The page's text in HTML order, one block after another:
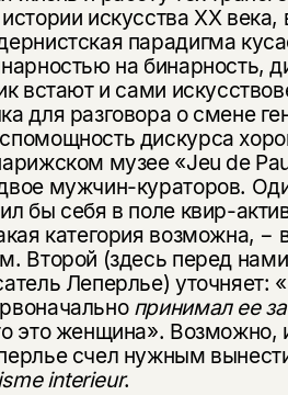
искусства XX века,
парадигма
на бинарность,
встают и сами
для разговора о смене
дискурса
музее «Jeu de
мужчин-кураторов.
бы себя в поле квир-
категория возможна, −
Второй (здесь перед
Леперлье) уточняет:
принимал ее
это женщина». Возможно,
счел нужным
interieur.